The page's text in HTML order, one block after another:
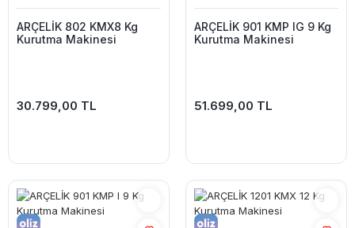
ARÇELİK 802 KMX8 Kg
Kurutma Makinesi
30.799,00 TL
ARÇELİK 901 KMP IG 9 Kg
Kurutma Makinesi
51.699,00 TL